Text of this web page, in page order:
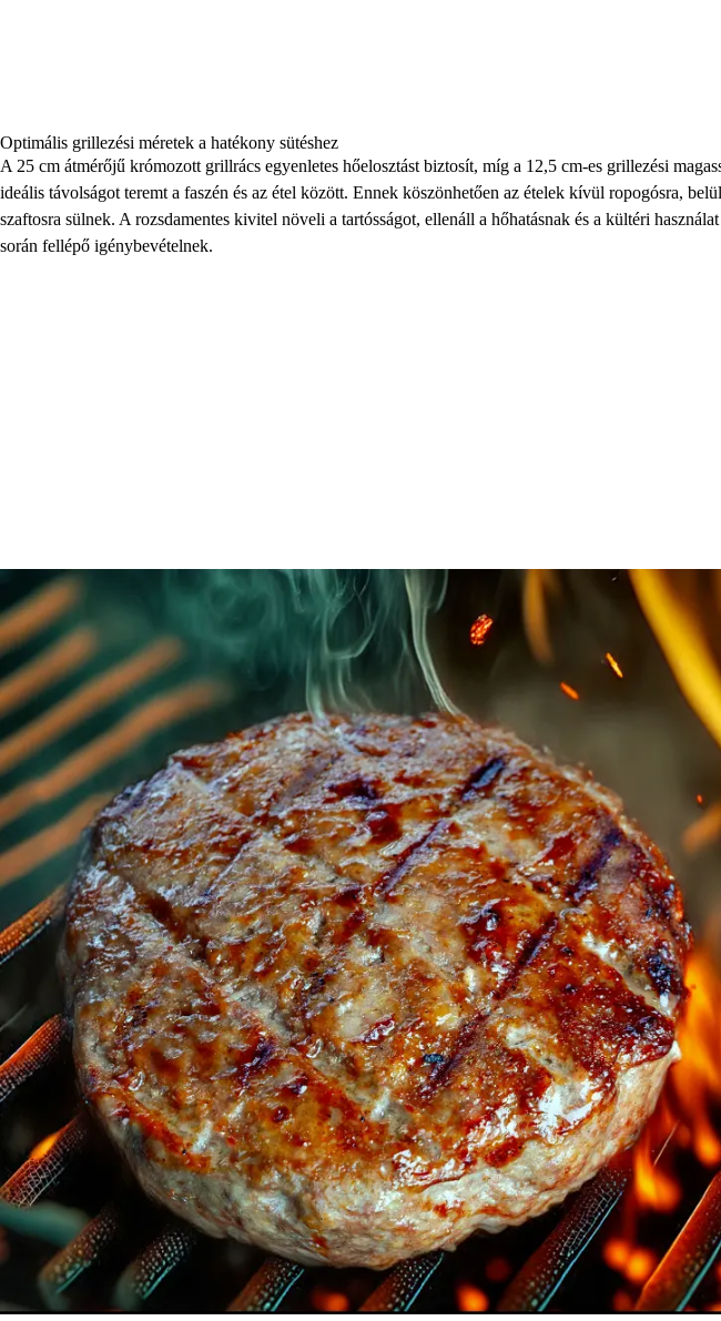
Optimális grillezési méretek a hatékony sütéshez
A 25 cm átmérőjű krómozott grillrács egyenletes hőelosztást biztosít, míg a 12,5 cm-es grillezési
ideális távolságot teremt a faszén és az étel között. Ennek köszönhetően az ételek kívül ropogósra, belül
szaftosra sülnek. A rozsdamentes kivitel növeli a tartósságot, ellenáll a hőhatásnak és a kültéri használat
során fellépő igénybevételnek.